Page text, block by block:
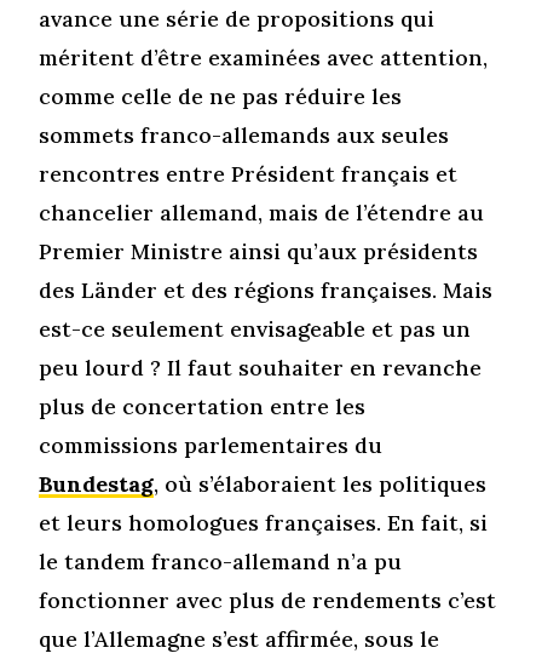
avance une série de propositions qui
méritent d’être examinées avec attention,
comme celle de ne pas réduire les
sommets franco-allemands aux seules
rencontres entre Président français et
chancelier allemand, mais de l’étendre au
Premier Ministre ainsi qu’aux présidents
des Länder et des régions françaises. Mais
est-ce seulement envisageable et pas un
peu lourd ? Il faut souhaiter en revanche
plus de concertation entre les
commissions parlementaires du
Bundestag, où s’élaboraient les politiques
et leurs homologues françaises. En fait, si
le tandem franco-allemand n’a pu
fonctionner avec plus de rendements c’est
que l’Allemagne s’est affirmée, sous le